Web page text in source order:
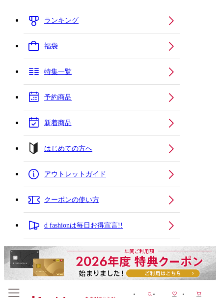
ランキング
福袋
特集一覧
予約商品
新着商品
はじめての方へ
アウトレットガイド
クーポンの使い方
d fashionは毎日お得宣言!!